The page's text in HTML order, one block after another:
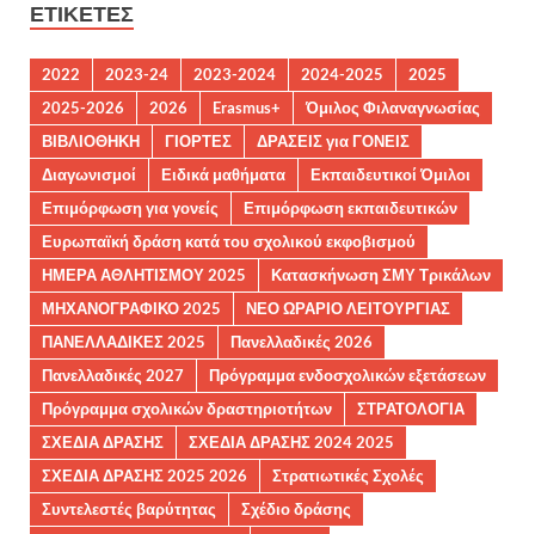
ΕΤΙΚΈΤΕΣ
2022 2023-24 2023-2024 2024-2025
2025
2025-2026
2026 Erasmus+
Όμιλος Φιλαναγνωσίας
ΒΙΒΛΙΟΘΗΚΗ
ΓΙΟΡΤΕΣ
ΔΡΑΣΕΙΣ για ΓΟΝΕΙΣ
Διαγωνισμοί
Ειδικά μαθήματα
Εκπαιδευτικοί Όμιλοι
Επιμόρφωση για γονείς
Επιμόρφωση εκπαιδευτικών
Ευρωπαϊκή δράση κατά του σχολικού εκφοβισμού
ΗΜΕΡΑ ΑΘΛΗΤΙΣΜΟΥ 2025
Κατασκήνωση ΣΜΥ Τρικάλων
ΜΗΧΑΝΟΓΡΑΦΙΚΟ 2025
ΝΕΟ ΩΡΑΡΙΟ ΛΕΙΤΟΥΡΓΙΑΣ
ΠΑΝΕΛΛΑΔΙΚΕΣ 2025
Πανελλαδικές 2026
Πανελλαδικές 2027
Πρόγραμμα ενδοσχολικών εξετάσεων
Πρόγραμμα σχολικών δραστηριοτήτων
ΣΤΡΑΤΟΛΟΓΙΑ
ΣΧΕΔΙΑ ΔΡΑΣΗΣ
ΣΧΕΔΙΑ ΔΡΑΣΗΣ 2024 2025
ΣΧΕΔΙΑ ΔΡΑΣΗΣ 2025 2026
Στρατιωτικές Σχολές
Συντελεστές βαρύτητας
Σχέδιο δράσης